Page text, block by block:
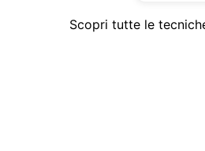
Scopri tutte le